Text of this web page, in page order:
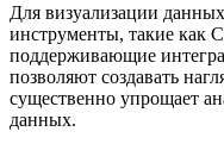
Для визуализации
инструменты, такие как
поддерживающие
позволяют создавать
существенно упрощает
данных.